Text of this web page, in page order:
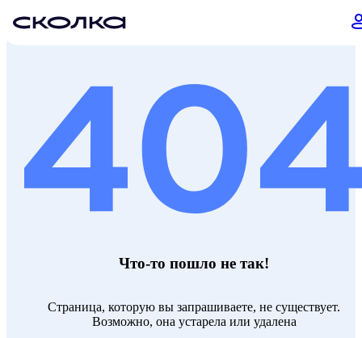
Что-то пошло не так!
Страница, которую вы запрашиваете, не существует.
Возможно, она устарела или удалена